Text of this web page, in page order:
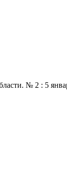
№ 2 : 5